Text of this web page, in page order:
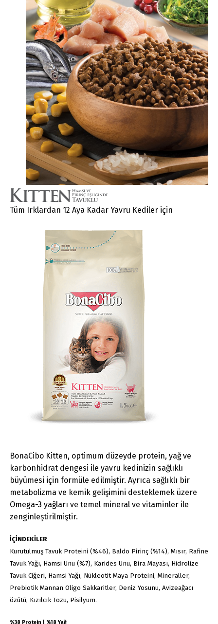
Tüm Irklardan 12 Aya Kadar Yavru Kediler için
BonaCibo Kitten, optimum düzeyde protein, yağ ve
karbonhidrat dengesi ile yavru kedinizin sağlıklı
büyümesi için formüle edilmiştir. Ayrıca sağlıklı bir
metabolizma ve kemik gelişimini desteklemek üzere
Omega-3 yağları ve temel mineral ve vitaminler ile
zenginleştirilmiştir.
İÇİNDEKİLER
Kurutulmuş Tavuk Proteini (%46), Baldo Pirinç (%14), Mısır, Rafine
Tavuk Yağı, Hamsi Unu (%7), Karides Unu, Bira Mayası, Hidrolize
Tavuk Ciğeri, Hamsi Yağı, Nükleotit Maya Proteini, Mineraller,
Prebiotik Mannan Oligo Sakkaritler, Deniz Yosunu, Avizeağacı
özütü, Kızılcık Tozu, Pisilyum.
%38 Protein | %18 Yağ